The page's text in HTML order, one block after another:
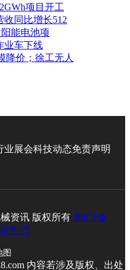
项目开工
同比增长512
能电池项
业车下线
降价；徐工无人
业展会科技动态免责声明
资讯 版权所有 鲁ICP备
号-75
图
内容若涉及版权、出处